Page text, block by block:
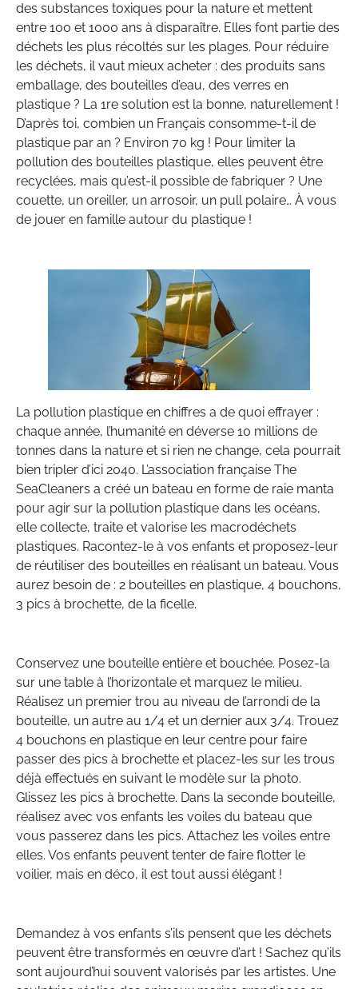
des substances toxiques pour la nature et mettent
entre 100 et 1000 ans à disparaître. Elles font partie des
déchets les plus récoltés sur les plages. Pour réduire
les déchets, il vaut mieux acheter : des produits sans
emballage, des bouteilles d’eau, des verres en
plastique ? La 1re solution est la bonne, naturellement !
D’après toi, combien un Français consomme-t-il de
plastique par an ? Environ 70 kg ! Pour limiter la
pollution des bouteilles plastique, elles peuvent être
recyclées, mais qu’est-il possible de fabriquer ? Une
couette, un oreiller, un arrosoir, un pull polaire… À vous
de jouer en famille autour du plastique !
La pollution plastique en chiffres a de quoi effrayer :
chaque année, l’humanité en déverse 10 millions de
tonnes dans la nature et si rien ne change, cela pourrait
bien tripler d’ici 2040. L’association française The
SeaCleaners a créé un bateau en forme de raie manta
pour agir sur la pollution plastique dans les océans,
elle collecte, traite et valorise les macrodéchets
plastiques. Racontez-le à vos enfants et proposez-leur
de réutiliser des bouteilles en réalisant un bateau. Vous
aurez besoin de : 2 bouteilles en plastique, 4 bouchons,
3 pics à brochette, de la ficelle.
Conservez une bouteille entière et bouchée. Posez-la
sur une table à l’horizontale et marquez le milieu.
Réalisez un premier trou au niveau de l’arrondi de la
bouteille, un autre au 1/4 et un dernier aux 3/4. Trouez
4 bouchons en plastique en leur centre pour faire
passer des pics à brochette et placez-les sur les trous
déjà effectués en suivant le modèle sur la photo.
Glissez les pics à brochette. Dans la seconde bouteille,
réalisez avec vos enfants les voiles du bateau que
vous passerez dans les pics. Attachez les voiles entre
elles. Vos enfants peuvent tenter de faire flotter le
voilier, mais en déco, il est tout aussi élégant !
Demandez à vos enfants s’ils pensent que les déchets
peuvent être transformés en œuvre d’art ! Sachez qu’ils
sont aujourd’hui souvent valorisés par les artistes. Une